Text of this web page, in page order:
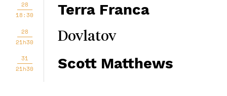
28
18:30
Terra Franca
28
21h30
Dovlatov
31
21h30
Scott Matthews